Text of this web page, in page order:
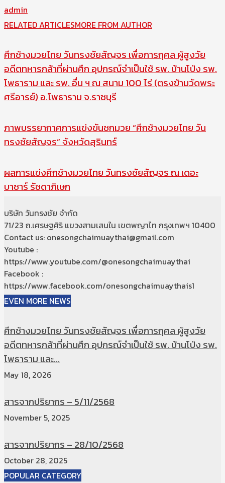
admin
RELATED ARTICLESMORE FROM AUTHOR
ศึกช้างมวยไทย วันทรงชัยสัญจร เพื่อการกุศล ผู้สูงวัย
อดีตทหารกล้าที่ผ่านศึก อุปกรณ์จำเป็นใช้ รพ. บ้านโป่ง รพ.
โพธาราม และ รพ. อื่น ฯ ณ สนาม 100 ไร่ (ตรงข้ามวัดพระ
ศรีอารย์) อ.โพธาราม จ.ราชบุรี
ภาพบรรยากาศการแข่งขันชกมวย “ศึกช้างมวยไทย วัน
ทรงชัยสัญจร” จังหวัดสุรินทร์
ผลการแข่งศึกช้างมวยไทย วันทรงชัยสัญจร ณ เดอะ
บาซาร์ รัชดาภิเษก
บริษัท วันทรงชัย จำกัด
71/23 ถ.เศรษฐศิริ แขวงสามเสนใน เขตพญาไท กรุงเทพฯ 10400
Contact us: onesongchaimuaythai@gmail.com
Youtube :
https://www.youtube.com/@onesongchaimuaythai
Facebook :
https://www.facebook.com/onesongchaimuaythais1
EVEN MORE NEWS
ศึกช้างมวยไทย วันทรงชัยสัญจร เพื่อการกุศล ผู้สูงวัย
อดีตทหารกล้าที่ผ่านศึก อุปกรณ์จำเป็นใช้ รพ. บ้านโป่ง รพ.
โพธาราม และ...
May 18, 2026
สารจากปริยากร – 5/11/2568
November 5, 2025
สารจากปริยากร – 28/10/2568
October 28, 2025
POPULAR CATEGORY